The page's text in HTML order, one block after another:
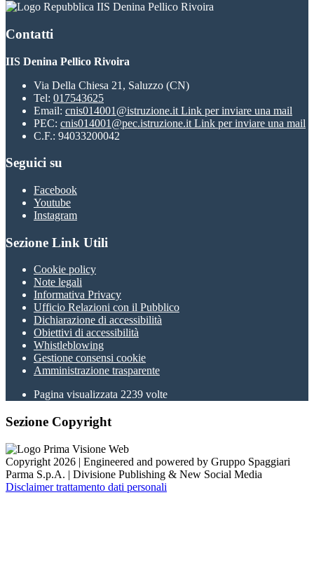
IIS Denina Pellico Rivoira
Contatti
IIS Denina Pellico Rivoira
Via Della Chiesa 21, Saluzzo (CN)
Tel: 017543625
Email: cnis014001@istruzione.it Link per inviare una mail
PEC: cnis014001@pec.istruzione.it Link per inviare una mail
C.F.: 94033200042
Seguici su
Facebook
Youtube
Instagram
Sezione Link Utili
Cookie policy
Note legali
Informativa Privacy
Ufficio Relazioni con il Pubblico
Dichiarazione di accessibilità
Obiettivi di accessibilità
Whistleblowing
Gestione consensi cookie
Amministrazione trasparente
Pagina visualizzata 2239 volte
Sezione Copyright
Copyright 2026 | Engineered and powered by Gruppo Spaggiari
Parma S.p.A. | Divisione Publishing & New Social Media
Disclaimer trattamento dati personali